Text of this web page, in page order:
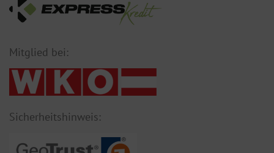
Mitglied bei:
Sicherheitshinweis: